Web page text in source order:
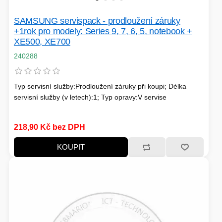
MINI-PC
PROCESORY - AMD
MS COPILOT
KOMERČNÍ PANELY
PRODLUŽOVACÍ PŘÍVOD
IP KAMERY
MINIBARY
LEDNIČKY
SAMSUNG servispack - prodloužení záruky
+1rok pro modely: Series 9, 7, 6, 5, notebook +
XE500, XE700
240288
Typ servisní služby:Prodloužení záruky při koupi; Délka
servisní služby (v letech):1; Typ opravy:V servise
218,90 Kč bez DPH
KOUPIT